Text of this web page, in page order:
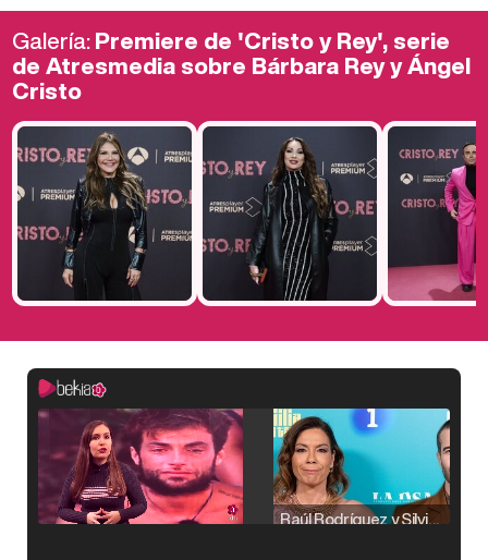
Galería:Premiere de 'Cristo y Rey', serie
de Atresmedia sobre Bárbara Rey y Ángel
Cristo
Raúl Rodríguez y Silvia Taulés nos cuentan su papel en 'La familia de la tele'